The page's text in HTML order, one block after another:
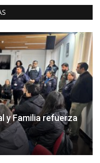
y Familia refuerza